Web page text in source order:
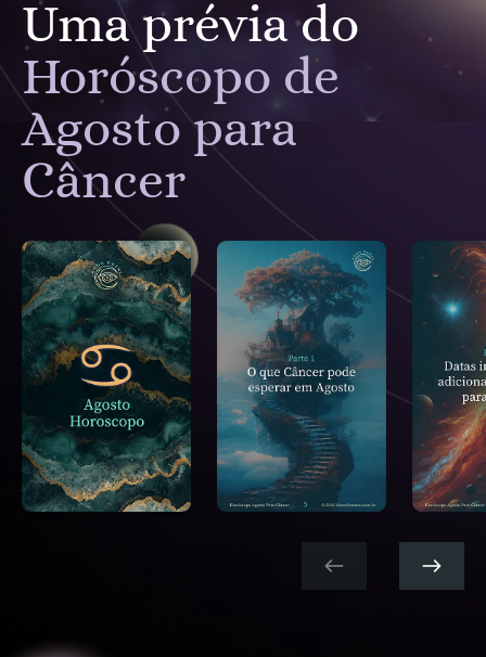
Uma prévia do
Horóscopo de
Agosto para
Câncer